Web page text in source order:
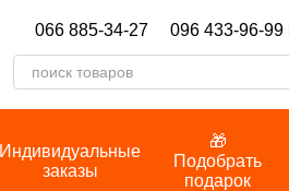
066 885-34-27 096 433-96-99
Индивидуальные
заказы
🎁
Подобрать
подарок